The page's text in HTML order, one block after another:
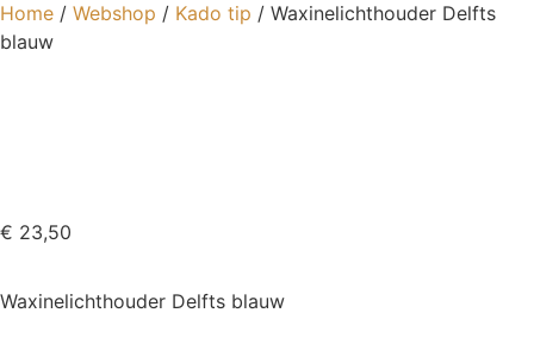
Home / Webshop / Kado tip / Waxinelichthouder Delfts
blauw
€ 23,50
Waxinelichthouder Delfts blauw